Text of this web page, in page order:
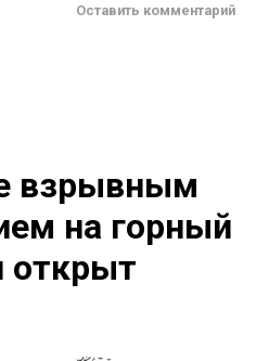
Оставить комментарий
взрывным
на горный
открыт